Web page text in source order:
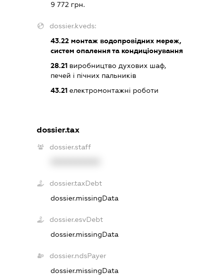
9 772 грн.
dossier.kveds:
43.22монтаж водопровідних мереж,
систем опалення та кондиціонування
28.21виробництво духових шаф,
печей і пічних пальників
43.21електромонтажні роботи
dossier.tax
dossier.staff
dossier.taxDebt
dossier.missingData
dossier.esvDebt
dossier.missingData
dossier.ndsPayer
dossier.missingData